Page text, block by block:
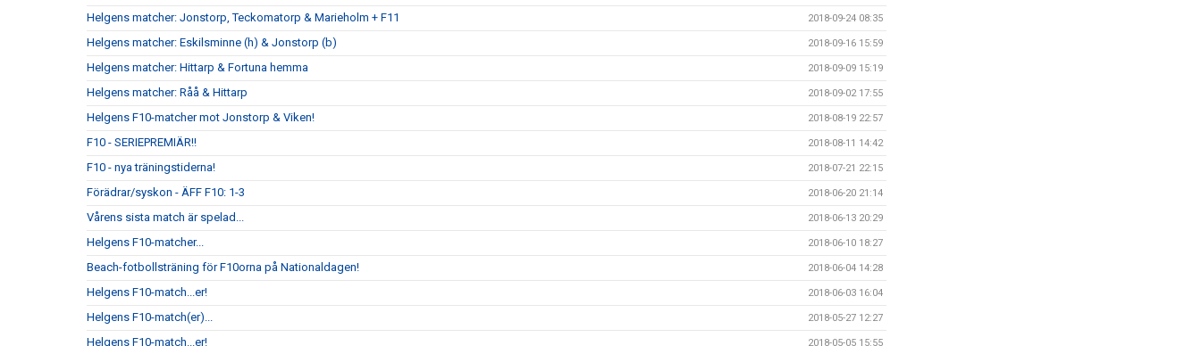
Helgens matcher: Jonstorp, Teckomatorp & Marieholm + F11 2018-09-24 08:35
Helgens matcher: Eskilsminne (h) & Jonstorp (b) 2018-09-16 15:59
Helgens matcher: Hittarp & Fortuna hemma 2018-09-09 15:19
Helgens matcher: Råå & Hittarp 2018-09-02 17:55
Helgens F10-matcher mot Jonstorp & Viken! 2018-08-19 22:57
F10 - SERIEPREMIÄR!! 2018-08-11 14:42
F10 - nya träningstiderna! 2018-07-21 22:15
Förädrar/syskon - ÄFF F10: 1-3 2018-06-20 21:14
Vårens sista match är spelad... 2018-06-13 20:29
Helgens F10-matcher... 2018-06-10 18:27
Beach-fotbollsträning för F10orna på Nationaldagen! 2018-06-04 14:28
Helgens F10-match...er! 2018-06-03 16:04
Helgens F10-match(er)... 2018-05-27 12:27
Helgens F10-match...er! 2018-05-05 15:55